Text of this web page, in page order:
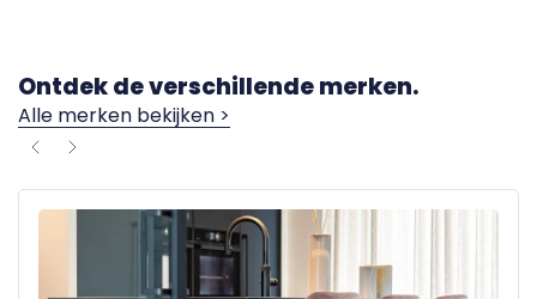
Ontdek de verschillende merken.
Alle merken bekijken >